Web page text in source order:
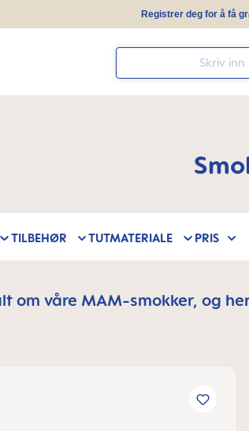
Registrer deg for å få
TILBEHØR TUTMATERIALE PRIS
om våre MAM-smokker, og